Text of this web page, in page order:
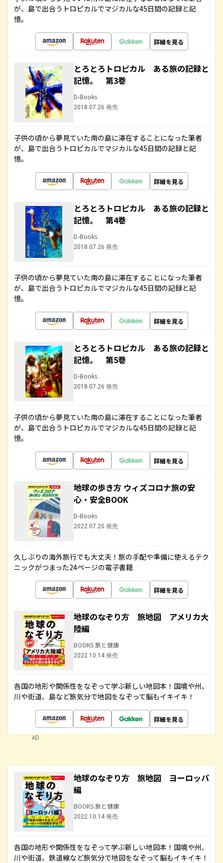
が、島で出合うトロピカルでマジカルな45日間の記録と記
憶。
詳細を見る
とろとろトロピカル ある旅の記録と
記憶。 第3巻
D-Books
2018.07.26 発売
子供の頃から夢見ていた南の島に滞在することになった筆者
が、島で出合うトロピカルでマジカルな45日間の記録と記
憶。
詳細を見る
とろとろトロピカル ある旅の記録と
記憶。 第4巻
D-Books
2018.07.26 発売
子供の頃から夢見ていた南の島に滞在することになった筆者
が、島で出合うトロピカルでマジカルな45日間の記録と記
憶。
詳細を見る
とろとろトロピカル ある旅の記録と
記憶。 第5巻
D-Books
2018.07.26 発売
子供の頃から夢見ていた南の島に滞在することになった筆者
が、島で出合うトロピカルでマジカルな45日間の記録と記
憶。
詳細を見る
地球の歩き方 ウィズコロナ旅の安
心・安全BOOK
D-Books
2022.07.20 発売
久しぶりの海外旅行でも大丈夫！旅の手配や準備に使えるテク
ニックがつまった24ページの電子書籍
詳細を見る
地球のなぞり方 旅地図 アメリカ大
陸編
BOOKS 旅と健康
2022.10.14 発売
各国の地形や関係性をなぞって学ぶ新しい地図本！国境や州、
川や街道、島など旅気分で地図をなぞって脳もイキイキ！
詳細を見る
AD
地球のなぞり方 旅地図 ヨーロッパ
編
BOOKS 旅と健康
2022.10.14 発売
各国の地形や関係性をなぞって学ぶ新しい地図本！国境や州、
川や街道、鉄道線など旅気分で地図をなぞって脳もイキイキ！